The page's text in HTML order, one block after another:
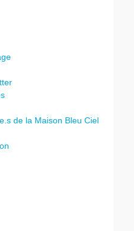
de la Maison Bleu Ciel